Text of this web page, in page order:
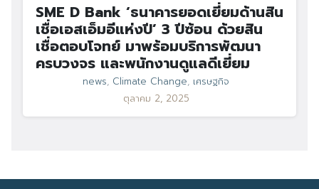
SME D Bank ‘ธนาคารยอดเยี่ยมด้านสิน
เชื่อเอสเอ็มอีแห่งปี’ 3 ปีซ้อน ด้วยสิน
เชื่อตอบโจทย์ มาพร้อมบริการพัฒนา
ครบวงจร และพนักงานดูแลดีเยี่ยม
news, Climate Change, เศรษฐกิจ
ตุลาคม 2, 2025